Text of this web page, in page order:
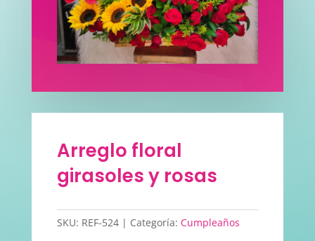
Arreglo floral
girasoles y rosas
SKU: REF-524 Categoría: Cumpleaños